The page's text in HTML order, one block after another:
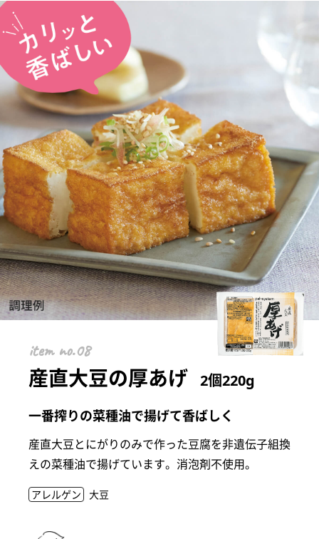
item
産直大豆の厚あげ 2個220g
一番搾りの菜種油で揚げて香ばしく
産直大豆とにがりのみで作った豆腐を非遺伝子組換
えの菜種油で揚げています。消泡剤不使用。
アレルゲン 大豆